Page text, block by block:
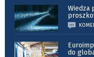
Wiedza
do